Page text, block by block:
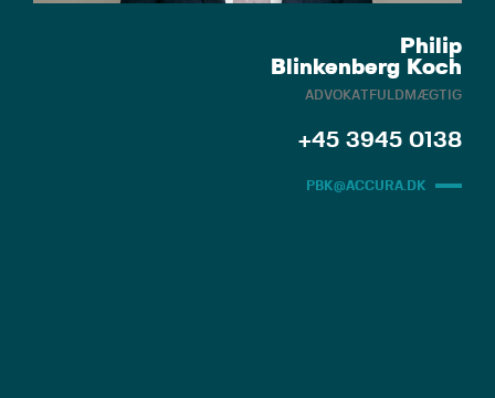
Philip
Blinkenberg Koch
ADVOKATFULDMÆGTIG
+45 3945 0138
PBK@ACCURA.DK